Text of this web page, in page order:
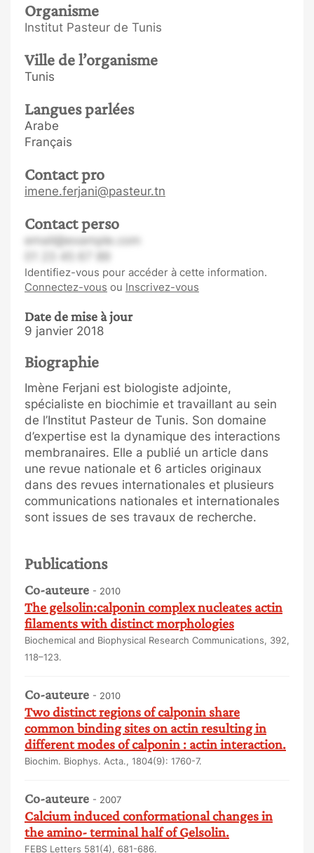
Organisme
Institut Pasteur de Tunis
Ville de l’organisme
Tunis
Langues parlées
Arabe
Français
Contact pro
imene.ferjani@pasteur.tn
Contact perso
email@example.com
Identifiez-vous pour accéder à cette information.
Connectez-vous ou Inscrivez-vous
Date de mise à jour
9 janvier 2018
Biographie
Imène Ferjani est biologiste adjointe,
spécialiste en biochimie et travaillant au sein
de l’Institut Pasteur de Tunis. Son domaine
d’expertise est la dynamique des interactions
membranaires. Elle a publié un article dans
une revue nationale et 6 articles originaux
dans des revues internationales et plusieurs
communications nationales et internationales
sont issues de ses travaux de recherche.
Publications
Co-auteure - 2010
The gelsolin:calponin complex nucleates actin
filaments with distinct morphologies
Biochemical and Biophysical Research Communications, 392,
118–123.
Co-auteure - 2010
Two distinct regions of calponin share
common binding sites on actin resulting in
different modes of calponin : actin interaction.
Biochim. Biophys. Acta., 1804(9): 1760-7.
Co-auteure - 2007
Calcium induced conformational changes in
the amino- terminal half of Gelsolin.
FEBS Letters 581(4), 681-686.